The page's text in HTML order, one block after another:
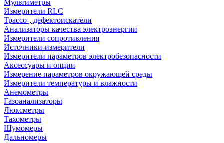
Мультиметры
Измерители RLC
Трассо-, дефектоискатели
Анализаторы качества электроэнергии
Измерители сопротивления
Источники-измерители
Измерители параметров электробезопасности
Аксессуары и опции
Измерение параметров окружающей среды
Измерители температуры и влажности
Анемометры
Газоанализаторы
Люксметры
Тахометры
Шумомеры
Дальномеры